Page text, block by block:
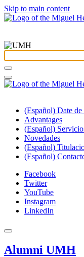
Skip to main content
(Español) Date de
Advantages
(Español)
Novedades
(Español)
(Español)
Facebook
Twitter
YouTube
Instagram
LinkedIn
Alumni UMH